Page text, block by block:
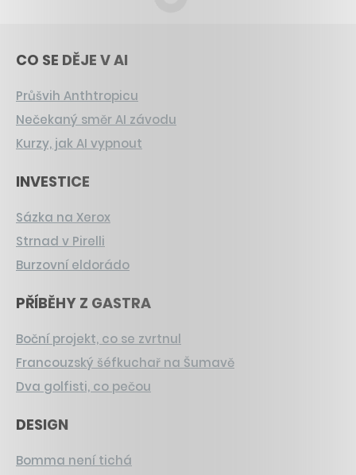
CO SE DĚJE V AI
Průšvih Anthtropicu
Nečekaný směr AI závodu
Kurzy, jak AI vypnout
INVESTICE
Sázka na Xerox
Strnad v Pirelli
Burzovní eldorádo
PŘÍBĚHY Z GASTRA
Boční projekt, co se zvrtnul
Francouzský šéfkuchař na Šumavě
Dva golfisti, co pečou
DESIGN
Bomma není tichá